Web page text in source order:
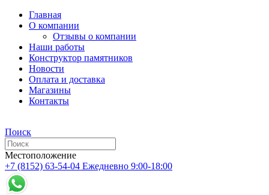
Главная
О компании
Отзывы о компании
Наши работы
Конструктор памятников
Новости
Оплата и доставка
Магазины
Контакты
Поиск
Местоположение
+7 (8152) 63-54-04 Ежедневно 9:00-18:00